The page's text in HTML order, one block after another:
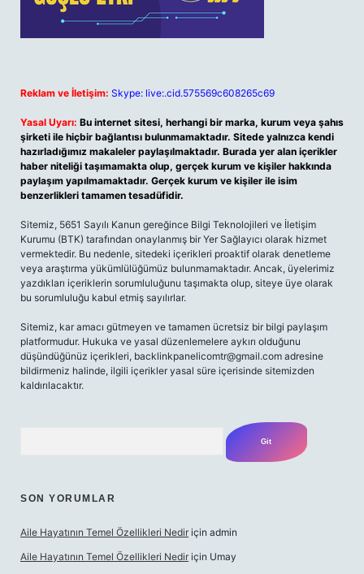
Reklam ve İletişim: Skype: live:.cid.575569c608265c69
Yasal Uyarı: Bu internet sitesi, herhangi bir marka, kurum veya şahıs
şirketi ile hiçbir bağlantısı bulunmamaktadır. Sitede yalnızca kendi
hazırladığımız makaleler paylaşılmaktadır. Burada yer alan içerikler
haber niteliği taşımamakta olup, gerçek kurum ve kişiler hakkında
paylaşım yapılmamaktadır. Gerçek kurum ve kişiler ile isim
benzerlikleri tamamen tesadüfidir.
Sitemiz, 5651 Sayılı Kanun gereğince Bilgi Teknolojileri ve İletişim
Kurumu (BTK) tarafından onaylanmış bir Yer Sağlayıcı olarak hizmet
vermektedir. Bu nedenle, sitedeki içerikleri proaktif olarak denetleme
veya araştırma yükümlülüğümüz bulunmamaktadır. Ancak, üyelerimiz
yazdıkları içeriklerin sorumluluğunu taşımakta olup, siteye üye olarak
bu sorumluluğu kabul etmiş sayılırlar.
Sitemiz, kar amacı gütmeyen ve tamamen ücretsiz bir bilgi paylaşım
platformudur. Hukuka ve yasal düzenlemelere aykırı olduğunu
düşündüğünüz içerikleri, backlinkpanelicomtr@gmail.com adresine
bildirmeniz halinde, ilgili içerikler yasal süre içerisinde sitemizden
kaldırılacaktır.
SON YORUMLAR
Aile Hayatının Temel Özellikleri Nedir için admin
Aile Hayatının Temel Özellikleri Nedir için Umay